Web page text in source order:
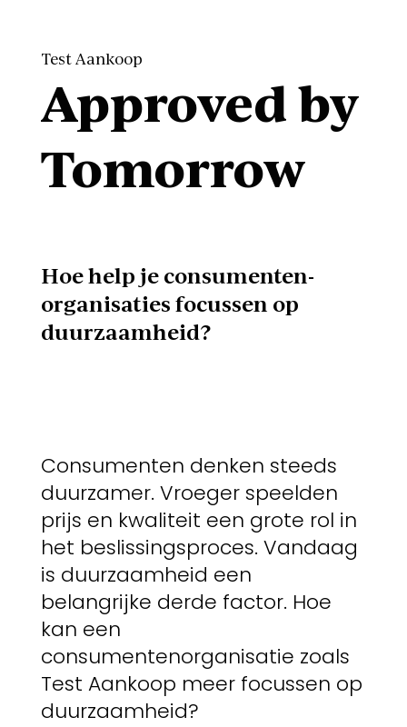
Test Aankoop
Approved by
Tomorrow
Hoe help je consumenten-
organisaties focussen op
duurzaamheid?
Consumenten denken steeds
duurzamer. Vroeger speelden
prijs en kwaliteit een grote rol in
het beslissingsproces. Vandaag
is duurzaamheid een
belangrijke derde factor. Hoe
kan een
consumentenorganisatie zoals
Test Aankoop meer focussen op
duurzaamheid?